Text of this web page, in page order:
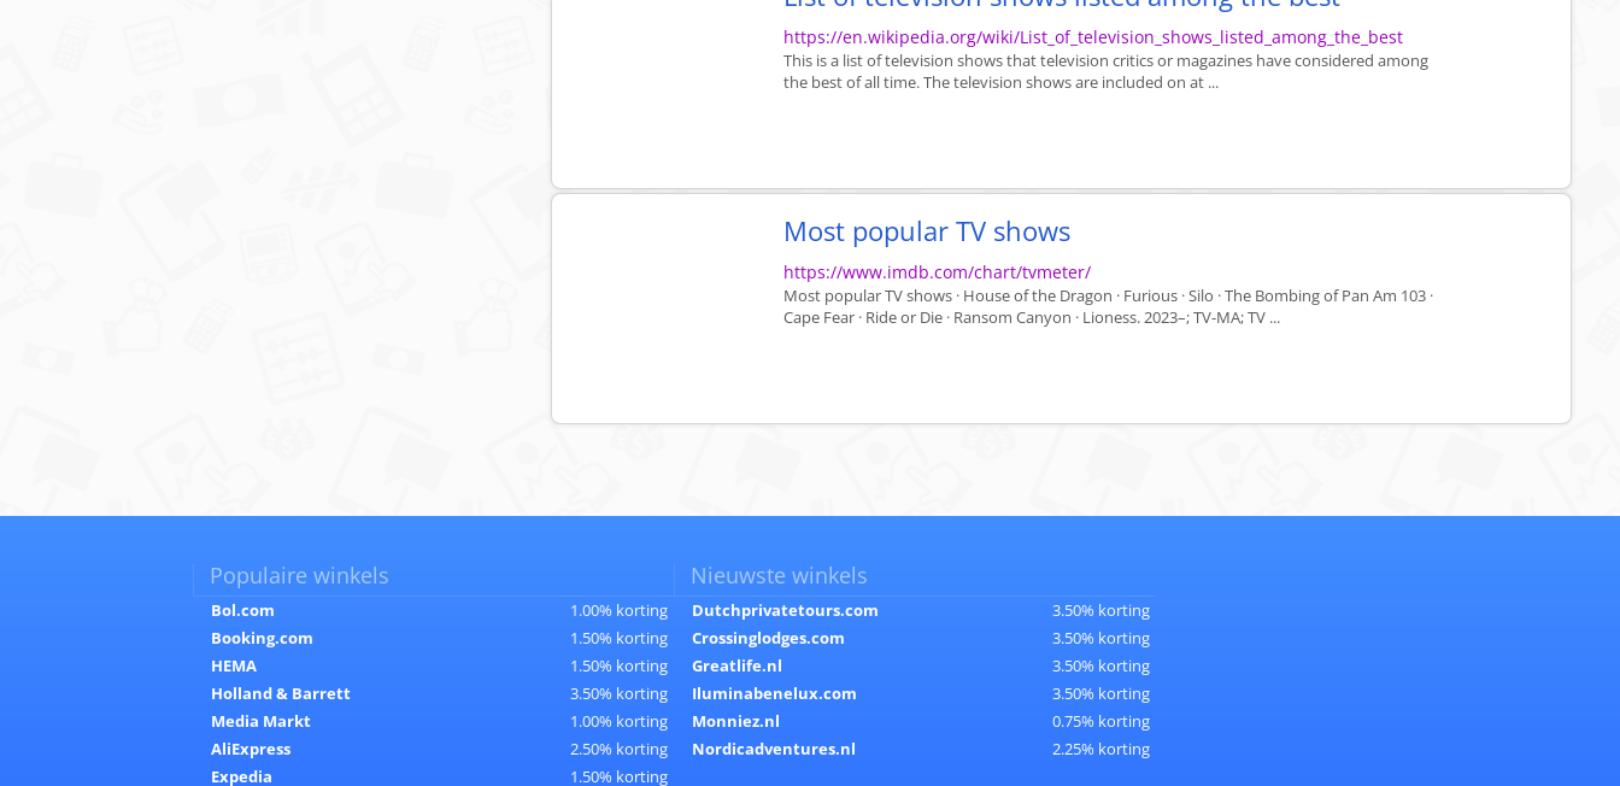
https://en.wikipedia.org/wiki/List_of_television_shows_listed_among_the_best
This is a list of television shows that television critics or magazines have considered among
the best of all time. The television shows are included on at ...
Most popular TV shows
https://www.imdb.com/chart/tvmeter/
Most popular TV shows · House of the Dragon · Furious · Silo · The Bombing of Pan Am 103 ·
Cape Fear · Ride or Die · Ransom Canyon · Lioness. 2023–; TV-MA; TV ...
Populaire winkels
Bol.com
1.00% korting
Booking.com
1.50% korting
HEMA
1.50% korting
Holland & Barrett
3.50% korting
Media Markt
1.00% korting
AliExpress
2.50% korting
Expedia
1.50% korting
Nieuwste winkels
Dutchprivatetours.com
3.50% korting
Crossinglodges.com
3.50% korting
Greatlife.nl
3.50% korting
Iluminabenelux.com
3.50% korting
Monniez.nl
0.75% korting
Nordicadventures.nl
2.25% korting